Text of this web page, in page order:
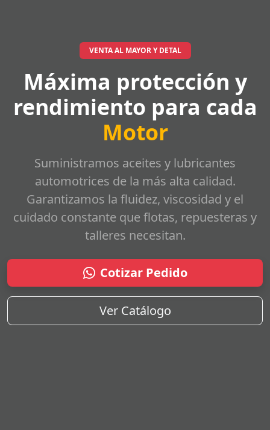
VENTA AL MAYOR Y DETAL
Máxima protección y
rendimiento para cada
Motor
Suministramos aceites y lubricantes
automotrices de la más alta calidad.
Garantizamos la fluidez, viscosidad y el
cuidado constante que flotas, repuesteras y
talleres necesitan.
Cotizar Pedido
Ver Catálogo